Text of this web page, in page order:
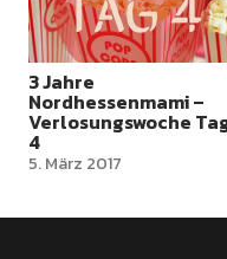
3 Jahre
Nordhessenmami –
Verlosungswoche
4
5. März 2017